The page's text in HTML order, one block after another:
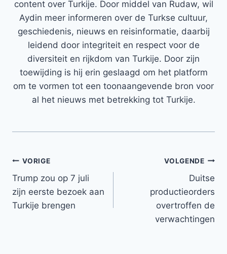
content over Turkije. Door middel van Rudaw, wil
Aydin meer informeren over de Turkse cultuur,
geschiedenis, nieuws en reisinformatie, daarbij
leidend door integriteit en respect voor de
diversiteit en rijkdom van Turkije. Door zijn
toewijding is hij erin geslaagd om het platform
om te vormen tot een toonaangevende bron voor
al het nieuws met betrekking tot Turkije.
Bericht
navigatie
VORIGE
Trump zou op 7 juli
zijn eerste bezoek aan
Turkije brengen
VOLGENDE
Duitse
productieorders
overtroffen de
verwachtingen